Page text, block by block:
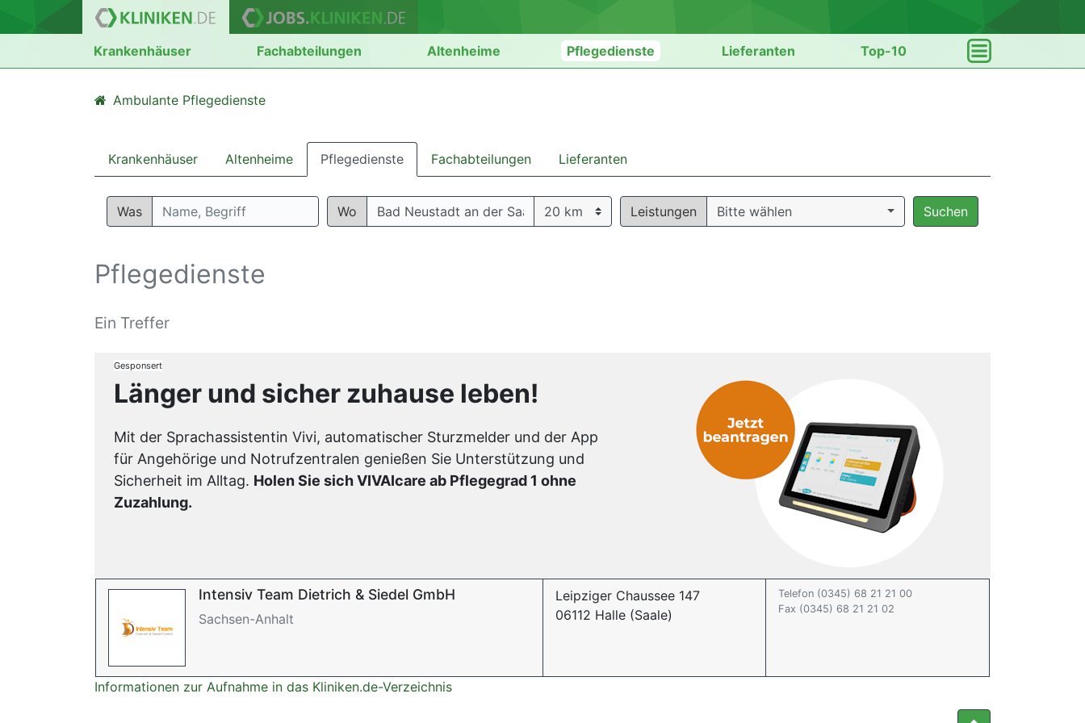
Krankenhäuser Fachabteilungen Altenheime Pflegedienste Lieferanten Top-10
Ambulante Pflegedienste
Krankenhäuser Altenheime Pflegedienste Fachabteilungen Lieferanten
Was Wo Leistungen Bitte wählen Suchen
Pflegedienste
Ein Treffer
Gesponsert
Länger und sicher zuhause leben!
Mit der Sprachassistentin Vivi, automatischer Sturzmelder und der App
für Angehörige und Notrufzentralen genießen Sie Unterstützung und
Sicherheit im Alltag. Holen Sie sich VIVAIcare ab Pflegegrad 1 ohne
Zuzahlung.
Intensiv Team Dietrich & Siedel GmbH
Sachsen-Anhalt
Leipziger Chaussee 147
06112 Halle (Saale)
Telefon (0345) 68 21 21 00
Fax (0345) 68 21 21 02
Informationen zur Aufnahme in das Kliniken.de-Verzeichnis